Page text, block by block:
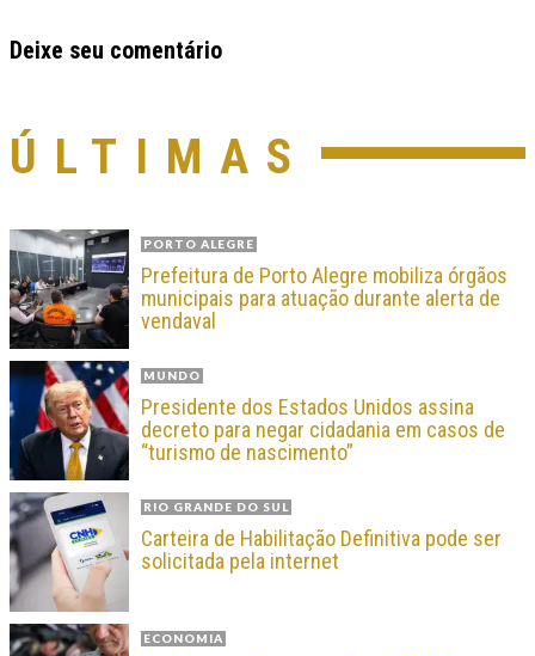
Deixe seu comentário
ÚLTIMAS
PORTO ALEGRE
Prefeitura de Porto Alegre mobiliza órgãos
municipais para atuação durante alerta de
vendaval
MUNDO
Presidente dos Estados Unidos assina
decreto para negar cidadania em casos de
“turismo de nascimento”
RIO GRANDE DO SUL
Carteira de Habilitação Definitiva pode ser
solicitada pela internet
ECONOMIA